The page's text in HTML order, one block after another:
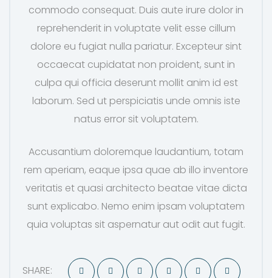
commodo consequat. Duis aute irure dolor in
reprehenderit in voluptate velit esse cillum
dolore eu fugiat nulla pariatur. Excepteur sint
occaecat cupidatat non proident, sunt in
culpa qui officia deserunt mollit anim id est
laborum. Sed ut perspiciatis unde omnis iste
natus error sit voluptatem.
Accusantium doloremque laudantium, totam
rem aperiam, eaque ipsa quae ab illo inventore
veritatis et quasi architecto beatae vitae dicta
sunt explicabo. Nemo enim ipsam voluptatem
quia voluptas sit aspernatur aut odit aut fugit.
SHARE: